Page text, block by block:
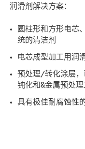
润滑剂解决方案：
圆柱形和方形电芯
统的清洁剂
电芯成型加工用润
预处理/转化涂层，
钝化和&金属预处
具有极佳耐腐蚀性